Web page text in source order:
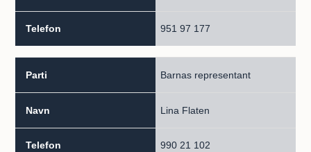
951 97 177
Barnas representant
Lina Flaten
990 21 102